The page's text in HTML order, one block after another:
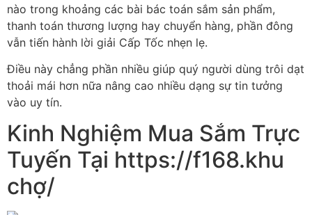
nào trong khoảng các bài bác toán sắm sản phẩm,
thanh toán thương lượng hay chuyển hàng, phần đông
vẫn tiến hành lời giải Cấp Tốc nhẹn lẹ.
Điều này chẳng phần nhiều giúp quý người dùng trôi dạt
thoải mái hơn nữa nâng cao nhiều dạng sự tin tưởng
vào uy tín.
Kinh Nghiệm Mua Sắm Trực
Tuyến Tại https://f168.khu
chợ/